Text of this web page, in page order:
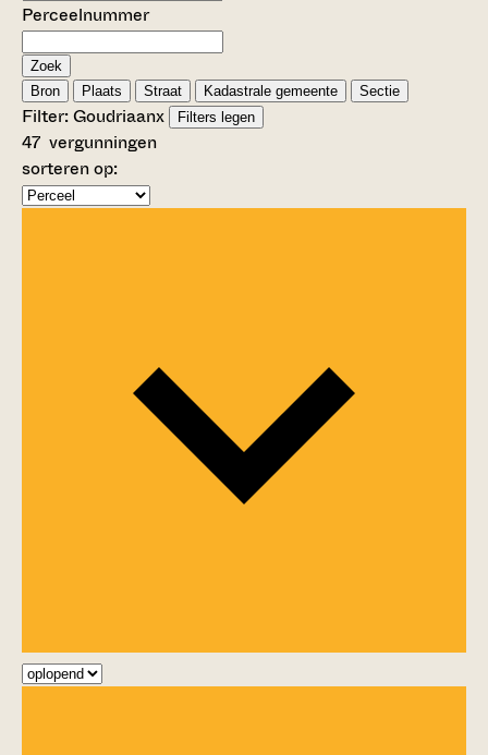
Perceelnummer
Zoek
Bron
Plaats Straat Kadastrale gemeente Sectie
Filter:Goudriaanx Filters legen
47 vergunningen
sorteren op: